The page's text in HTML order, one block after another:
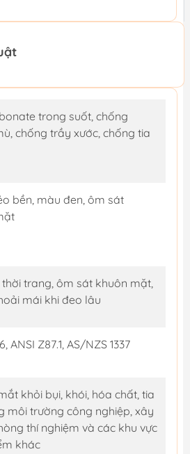
trong suốt, chống
chống trầy xước, chống tia
bền, màu đen, ôm sát
trang, ôm sát khuôn mặt,
mái khi đeo lâu
ANSI Z87.1, AS/NZS 1337
khỏi bụi, khói, hóa chất, tia
môi trường công nghiệp, xây
thí nghiệm và các khu vực
khác